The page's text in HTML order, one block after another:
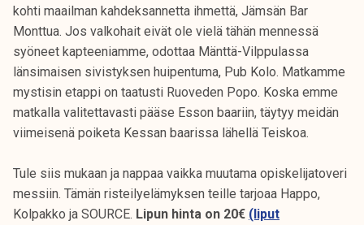
kohti maailman kahdeksannetta ihmettä, Jämsän Bar
Monttua. Jos valkohait eivät ole vielä tähän mennessä
syöneet kapteeniamme, odottaa Mänttä-Vilppulassa
länsimaisen sivistyksen huipentuma, Pub Kolo. Matkamme
mystisin etappi on taatusti Ruoveden Popo. Koska emme
matkalla valitettavasti pääse Esson baariin, täytyy meidän
viimeisenä poiketa Kessan baarissa lähellä Teiskoa.
Tule siis mukaan ja nappaa vaikka muutama opiskelijatoveri
messiin. Tämän risteilyelämyksen teille tarjoaa Happo,
Kolpakko ja SOURCE. Lipun hinta on 20€ (liput